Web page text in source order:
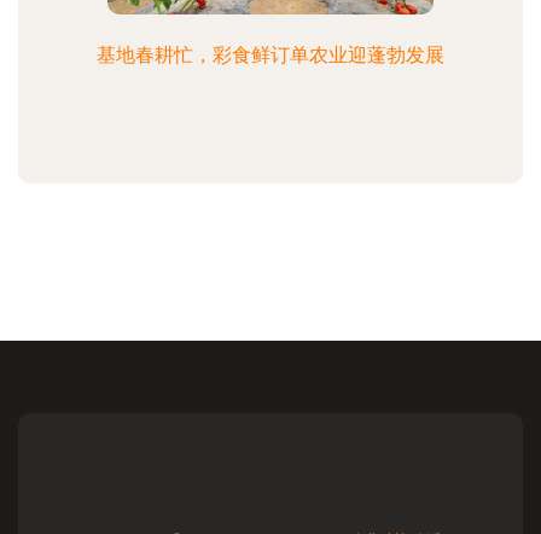
基地春耕忙，彩食鲜订单农业迎蓬勃发展